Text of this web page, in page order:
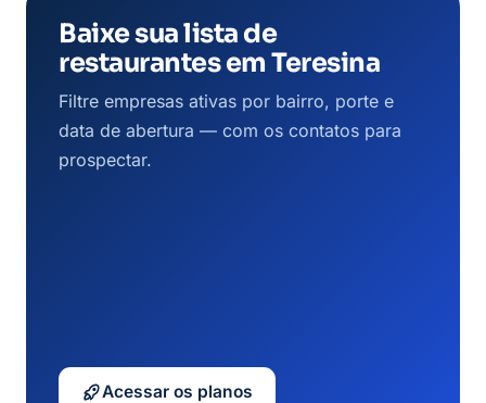
Baixe sua lista de
restaurantes em Teresina
Filtre empresas ativas por bairro, porte e
data de abertura — com os contatos para
prospectar.
Acessar os planos